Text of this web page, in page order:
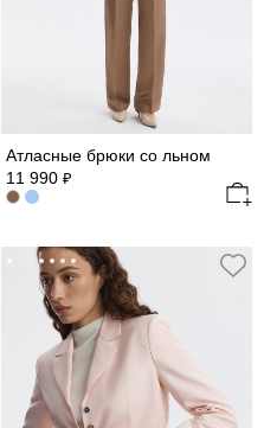
Атласные брюки со льном
11 990 ₽